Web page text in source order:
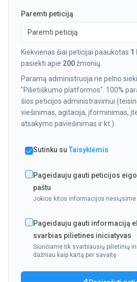
Paremti peticiją
Paremti peticiją
Kiekvienas šiai peticijai paaukotas 1
pasiekti apie 200žmonių.
Paramą administruoja ne pelno
"Pilietiškumo platformos". 100%
šios peticijos administravimui
viešinimas, agitacija, įforminimas,
atsakymo paviešinimas ir kt.).
Sutinku su Taisyklėmis
Pageidauju gauti peticijos
paštu
Jokios kitos informacijos nesiųsime
Pageidauju gauti informaciją
svarbias pilietines iniciatyvas
Siunčiame tik svarbiausių pilietinių
dažniau kaip kartą per savaitę